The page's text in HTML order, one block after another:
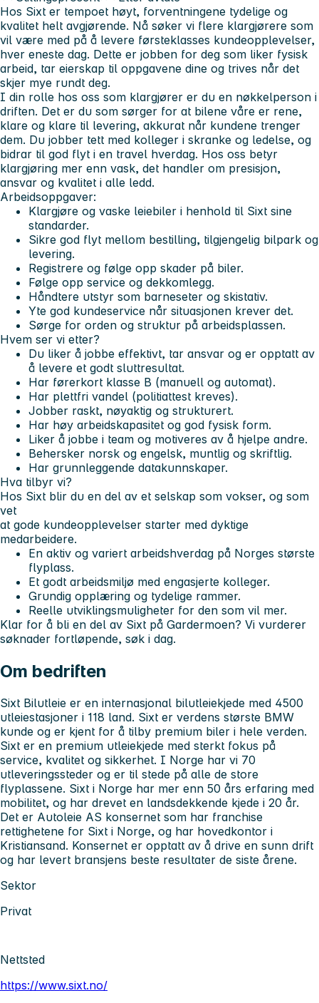
Hos Sixt er tempoet høyt, forventningene tydelige og
kvalitet helt avgjørende. Nå søker vi flere klargjørere som
vil være med på å levere førsteklasses kundeopplevelser,
hver eneste dag. Dette er jobben for deg som liker fysisk
arbeid, tar eierskap til oppgavene dine og trives når det
skjer mye rundt deg.
I din rolle hos oss som klargjører er du en nøkkelperson i
driften. Det er du som sørger for at bilene våre er rene,
klare og klare til levering, akkurat når kundene trenger
dem. Du jobber tett med kolleger i skranke og ledelse, og
bidrar til god flyt i en travel hverdag. Hos oss betyr
klargjøring mer enn vask, det handler om presisjon,
ansvar og kvalitet i alle ledd.
Arbeidsoppgaver:
Klargjøre og vaske leiebiler i henhold til Sixt sine
standarder.
Sikre god flyt mellom bestilling, tilgjengelig bilpark og
levering.
Registrere og følge opp skader på biler.
Følge opp service og dekkomlegg.
Håndtere utstyr som barneseter og skistativ.
Yte god kundeservice når situasjonen krever det.
Sørge for orden og struktur på arbeidsplassen.
Hvem ser vi etter?
Du liker å jobbe effektivt, tar ansvar og er opptatt av
å levere et godt sluttresultat.
Har førerkort klasse B (manuell og automat).
Har plettfri vandel (politiattest kreves).
Jobber raskt, nøyaktig og strukturert.
Har høy arbeidskapasitet og god fysisk form.
Liker å jobbe i team og motiveres av å hjelpe andre.
Behersker norsk og engelsk, muntlig og skriftlig.
Har grunnleggende datakunnskaper.
Hva tilbyr vi?
Hos Sixt blir du en del av et selskap som vokser, og som
vet
at gode kundeopplevelser starter med dyktige
medarbeidere.
En aktiv og variert arbeidshverdag på Norges største
flyplass.
Et godt arbeidsmiljø med engasjerte kolleger.
Grundig opplæring og tydelige rammer.
Reelle utviklingsmuligheter for den som vil mer.
Klar for å bli en del av Sixt på Gardermoen? Vi vurderer
søknader fortløpende, søk i dag.
Om bedriften
Sixt Bilutleie er en internasjonal bilutleiekjede med 4500
utleiestasjoner i 118 land. Sixt er verdens største BMW
kunde og er kjent for å tilby premium biler i hele verden.
Sixt er en premium utleiekjede med sterkt fokus på
service, kvalitet og sikkerhet. I Norge har vi 70
utleveringssteder og er til stede på alle de store
flyplassene. Sixt i Norge har mer enn 50 års erfaring med
mobilitet, og har drevet en landsdekkende kjede i 20 år.
Det er Autoleie AS konsernet som har franchise
rettighetene for Sixt i Norge, og har hovedkontor i
Kristiansand. Konsernet er opptatt av å drive en sunn drift
og har levert bransjens beste resultater de siste årene.
Sektor
Privat
Nettsted
https://www.sixt.no/